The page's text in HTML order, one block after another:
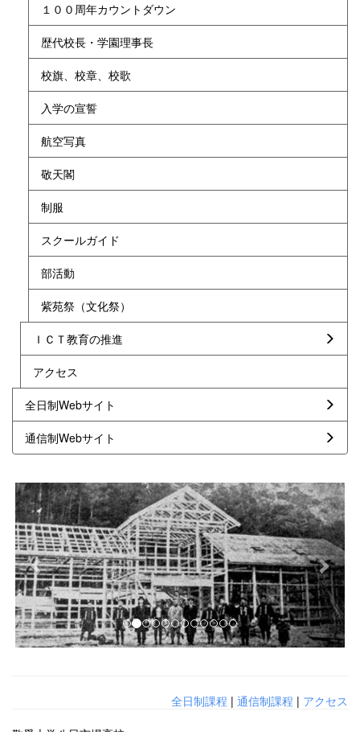
１００周年カウントダウン
歴代校長・学園理事長
校旗、校章、校歌
入学の宣誓
航空写真
敬天閣
制服
スクールガイド
部活動
紫苑祭（文化祭）
ＩＣＴ教育の推進
アクセス
全日制Webサイト
通信制Webサイト
p
r
e
v
i
o
u
s
n
e
x
t
全日制課程 | 通信制課程 | アクセス